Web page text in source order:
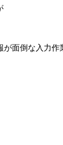
面倒な入力作